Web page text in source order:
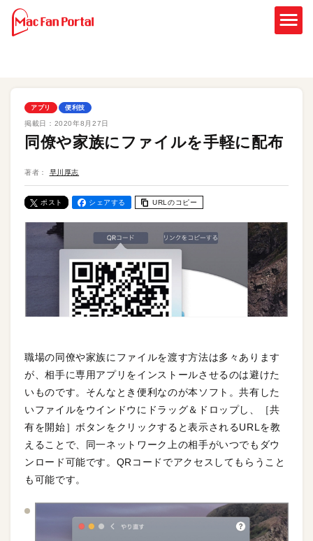
アプリ 便利技
掲載日： 2020年8月27日
同僚や家族にファイルを手軽に配布
著者： 早川厚志
ポスト シェアする URLのコピー
職場の同僚や家族にファイルを渡す方法は多々あります
が、相手に専用アプリをインストールさせるのは避けた
いものです。そんなとき便利なのが本ソフト。共有した
いファイルをウインドウにドラッグ＆ドロップし、［共
有を開始］ボタンをクリックすると表示されるURLを教
えることで、同一ネットワーク上の相手がいつでもダウ
ンロード可能です。QRコードでアクセスしてもらうこと
も可能です。